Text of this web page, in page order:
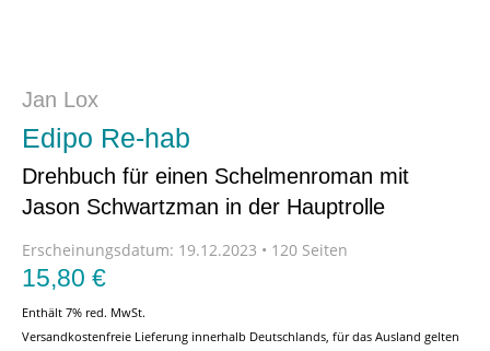
Jan Lox
Edipo Re-hab
Drehbuch für einen Schelmenroman mit
Jason Schwartzman in der Hauptrolle
Erscheinungsdatum: 19.12.2023 • 120 Seiten
15,80 €
Enthält 7% red. MwSt.
Versandkostenfreie Lieferung innerhalb Deutschlands, für das Ausland gelten